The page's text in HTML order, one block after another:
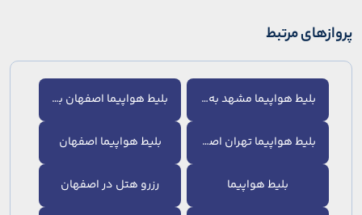
پروازهای مرتبط
بلیط هواپیما مشهد به تهران بلیط هواپیما اصفهان به تهران
بلیط هواپیما تهران اصفهان بلیط هواپیما اصفهان
بلیط هواپیما رزرو هتل در اصفهان